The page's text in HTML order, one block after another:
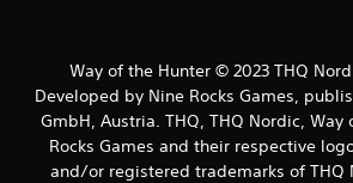
Way of the Hunter © 2023 THQ
Developed by Nine Rocks Games,
GmbH, Austria. THQ, THQ Nordic, Way
Rocks Games and their respective
and/or registered trademarks of THQ